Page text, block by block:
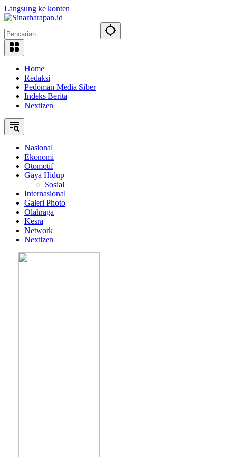
Langsung ke konten
Home
Redaksi
Pedoman Media Siber
Indeks Berita
Nextizen
Nasional
Ekonomi
Otomotif
Gaya Hidup
Sosial
Internasional
Galeri Photo
Olahraga
Kesra
Network
Nextizen